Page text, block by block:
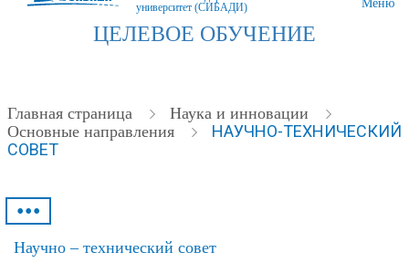
университет (СИБАДИ)
Меню
ЦЕЛЕВОЕ ОБУЧЕНИЕ
Главная страница
Наука и инновации
Основные направления
НАУЧНО-ТЕХНИЧЕСКИЙ
СОВЕТ
•••
Научно – технический совет